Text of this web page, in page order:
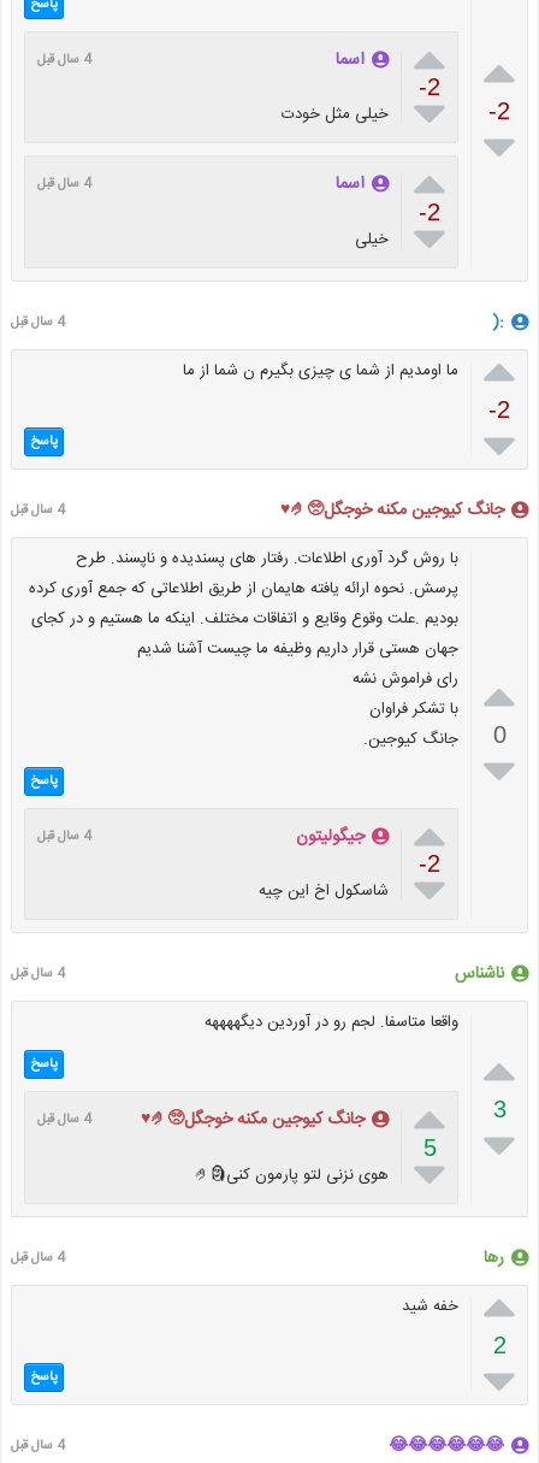

-2


-2

اسما 4 سال قبل
خیلی مثل خودت

-2

اسما 4 سال قبل
خیلی
:( 4 سال قبل

-2

ما اومدیم از شما ی چیزی بگیرم ن شما از ما
پاسخ
جانگ کیوجین مکنه خوجگل🥺🤌♥️ 4 سال قبل

0

با روش گرد آوری اطلاعات. رفتار های پسندیده و ناپسند. طرح
پرسش. نحوه ارائه یافته هایمان از طریق اطلاعاتی که جمع آوری کرده
بودیم .علت وقوع وقایع و اتفاقات مختلف. اینکه ما هستیم و در کجای
جهان هستی قرار داریم وظيفه ما چیست آشنا شدیم
رای فراموش نشه
با تشکر فراوان
جانگ کیوجین.
پاسخ

-2

جیگولیتون 4 سال قبل
شاسکول اخ این چیه
ناشناس 4 سال قبل

3

واقعا متاسفا. لجم رو در آوردین دیگههههه
پاسخ

5

جانگ کیوجین مکنه خوجگل🥺🤌♥️ 4 سال قبل
هوی نزنی لتو پارمون کنی🗿🤌
رها 4 سال قبل

2

خفه شید
پاسخ
😂😂😂😂😂😂 4 سال قبل